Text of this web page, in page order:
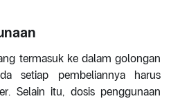
termasuk ke dalam golongan
setiap pembeliannya harus
Selain itu, dosis penggunaan